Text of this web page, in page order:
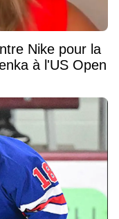
Nike pour la
à l'US Open